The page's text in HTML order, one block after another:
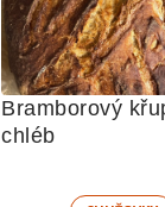
Bramborový
chléb